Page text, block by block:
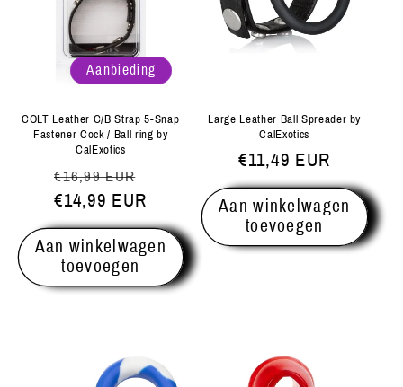
Aanbieding
COLT Leather C/B Strap 5-Snap
Fastener Cock / Ball ring by
CalExotics
Normale
prijs
€16,99 EUR
Aanbiedingsprijs
€14,99 EUR
Aan winkelwagen
toevoegen
Large Leather Ball Spreader by
CalExotics
Normale
prijs
€11,49 EUR
Aan winkelwagen
toevoegen